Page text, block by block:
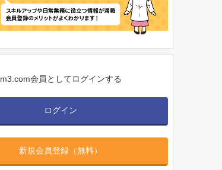
m3.com会員としてログインする
ログイン
新規会員登録（無料）